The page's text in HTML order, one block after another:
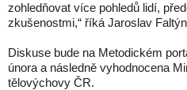
zohledňovat více pohledů lidí,
zkušenostmi,“ říká Jaroslav
Diskuse bude na Metodickém
února a následně vyhodnocena
tělovýchovy ČR.